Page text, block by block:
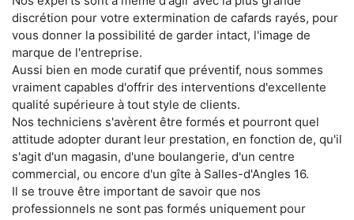
discrétion pour votre extermination de cafards rayés, pour
vous donner la possibilité de garder intact, l'image de
marque de l'entreprise.
Aussi bien en mode curatif que préventif, nous sommes
vraiment capables d'offrir des interventions d'excellente
qualité supérieure à tout style de clients.
Nos techniciens s'avèrent être formés et pourront quel
attitude adopter durant leur prestation, en fonction de, qu'il
s'agit d'un magasin, d'une boulangerie, d'un centre
commercial, ou encore d'un gîte à Salles-d'Angles 16.
Il se trouve être important de savoir que nos
professionnels ne sont pas formés uniquement pour